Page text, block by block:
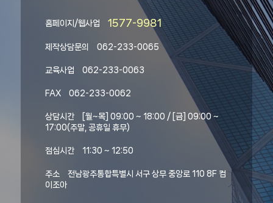
홈페이지/웹사업 1577-9981
제작상담문의 062-233-0065
교육사업 062-233-0063
FAX 062-233-0062
상담시간
[월~목] 09:00 ~ 18:00 / [금] 09:00 ~
17:00(주말, 공휴일 휴무)
점심시간 11:30 ~ 12:50
주소
전남광주통합특별시 서구 상무 중앙로 110 8F 컴
이조아